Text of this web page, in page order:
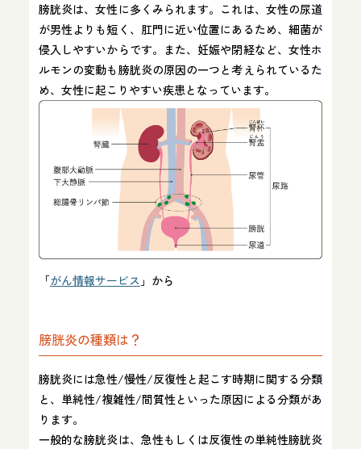
膀胱炎は、女性に多くみられます。これは、女性の尿道
が男性よりも短く、肛門に近い位置にあるため、細菌が
侵入しやすいからです。また、妊娠や閉経など、女性ホ
ルモンの変動も膀胱炎の原因の一つと考えられているた
め、女性に起こりやすい疾患となっています。
「がん情報サービス 」から
膀胱炎の種類は？
膀胱炎には急性/慢性/反復性と起こす時期に関する分類
と、単純性/複雑性/間質性といった原因による分類があ
ります。
一般的な膀胱炎は、急性もしくは反復性の単純性膀胱炎